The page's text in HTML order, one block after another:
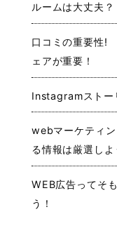
ルームは大丈夫？
口コミの重要性!
ェアが重要！
Instagramストー
webマーケティ
る情報は厳選しよ
WEB広告ってそ
う！